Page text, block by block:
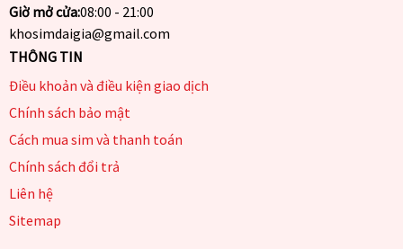
Giờ mở cửa:08:00 - 21:00
khosimdaigia@gmail.com
THÔNG TIN
Điều khoản và điều kiện giao dịch
Chính sách bảo mật
Cách mua sim và thanh toán
Chính sách đổi trả
Liên hệ
Sitemap